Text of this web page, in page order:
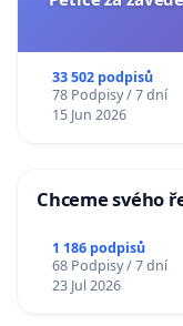
33 502 podpisů
78 Podpisy / 7 dní
15 Jun 2026
Chceme svého
1 186 podpisů
68 Podpisy / 7 dní
23 Jul 2026